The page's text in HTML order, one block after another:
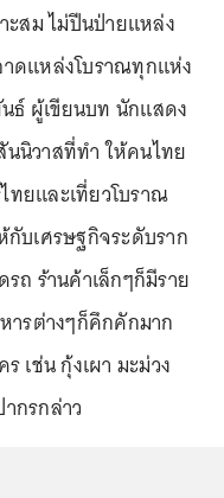
ะสม ไม่ปีนป่ายแหล่ง
ดแหล่งโบราณทุกแห่ง
ผู้เขียนบท นักแสดง
นิวาสที่ทำ ให้คนไทย
ยและเที่ยวโบราณ
กับเศรษฐกิจระดับราก
ถ ร้านค้าเล็กๆก็มีราย
ารต่างๆก็คึกคักมาก
เช่น กุ้งเผา มะม่วง
กรกล่าว